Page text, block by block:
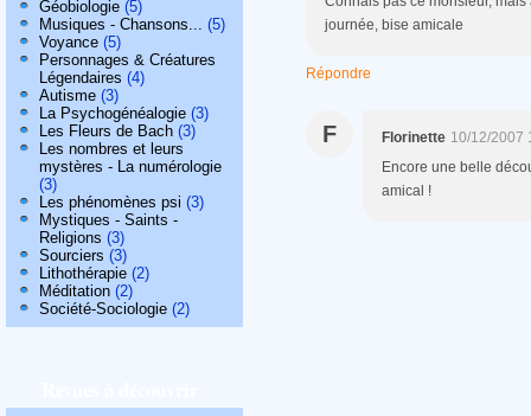
Géobiologie (5)
Musiques - Chansons... (5)
Voyance (5)
Personnages & Créatures
Légendaires (4)
Autisme (3)
La Psychogénéalogie (3)
Les Fleurs de Bach (3)
Les nombres et leurs
mystères - La numérologie
(3)
Les phénomènes psi (3)
Mystiques - Saints -
Religions (3)
Sourciers (3)
Lithothérapie (2)
Méditation (2)
Société-Sociologie (2)
journée, bise amicale
Répondre
F Florinette 10/12/2007
Encore une belle
amical !